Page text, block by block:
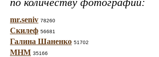
mr.seniv 78260
Скилеф 56681
Галина Шаненко 51702
МНМ 35166